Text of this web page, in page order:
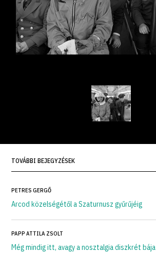
TOVÁBBI BEJEGYZÉSEK
PETRES GERGŐ
Arcod közelségétől a Szaturnusz gyűrűjéig
PAPP ATTILA ZSOLT
Még mindig itt, avagy a nosztalgia diszkrét bája